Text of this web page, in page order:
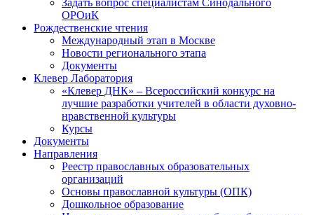
Задать вопрос специалистам Синодального
ОРОиК
Рождественские чтения
Международный этап в Москве
Новости регионального этапа
Документы
Клевер Лаборатория
«Клевер ДНК» – Всероссийский конкурс на
лучшие разработки учителей в области духовно-
нравственной культуры
Курсы
Документы
Направления
Реестр православных образовательных
организаций
Основы православной культуры (ОПК)
Дошкольное образование